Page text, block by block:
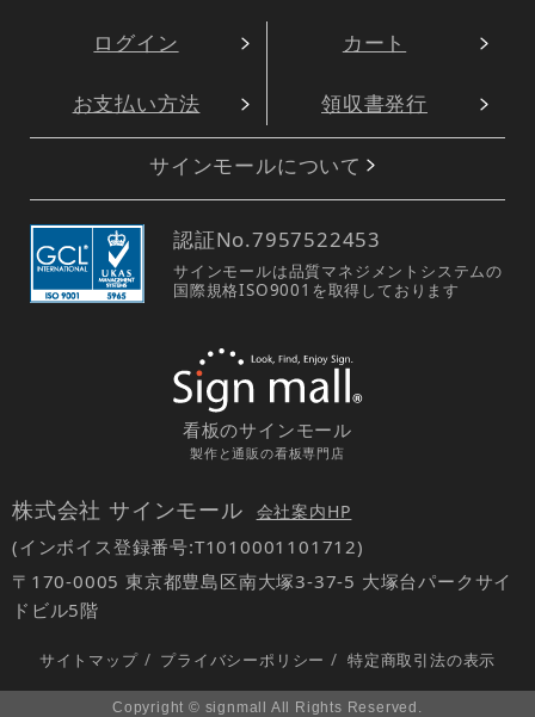
ログイン カート
お支払い方法 領収書発行
サインモールについて
認証No.7957522453
サインモールは品質マネジメントシステムの
国際規格ISO9001を取得しております
看板のサインモール
製作と通販の看板専門店
株式会社 サインモール 会社案内HP
(インボイス登録番号:T1010001101712)
〒170-0005 東京都豊島区南大塚3-37-5 大塚台パークサイ
ドビル5階
サイトマップ / プライバシーポリシー / 特定商取引法の表示
Copyright © signmall All Rights Reserved.